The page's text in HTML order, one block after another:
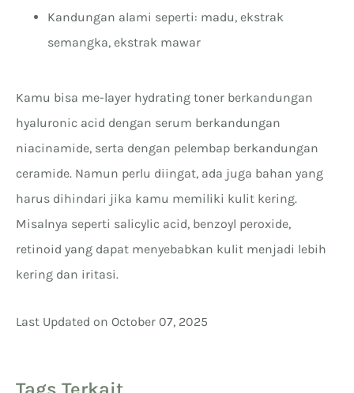
Kandungan alami seperti: madu, ekstrak
semangka, ekstrak mawar
Kamu bisa me-layer hydrating toner berkandungan
hyaluronic acid dengan serum berkandungan
niacinamide, serta dengan pelembap berkandungan
ceramide. Namun perlu diingat, ada juga bahan yang
harus dihindari jika kamu memiliki kulit kering.
Misalnya seperti salicylic acid, benzoyl peroxide,
retinoid yang dapat menyebabkan kulit menjadi lebih
kering dan iritasi.
Last Updated on October 07, 2025